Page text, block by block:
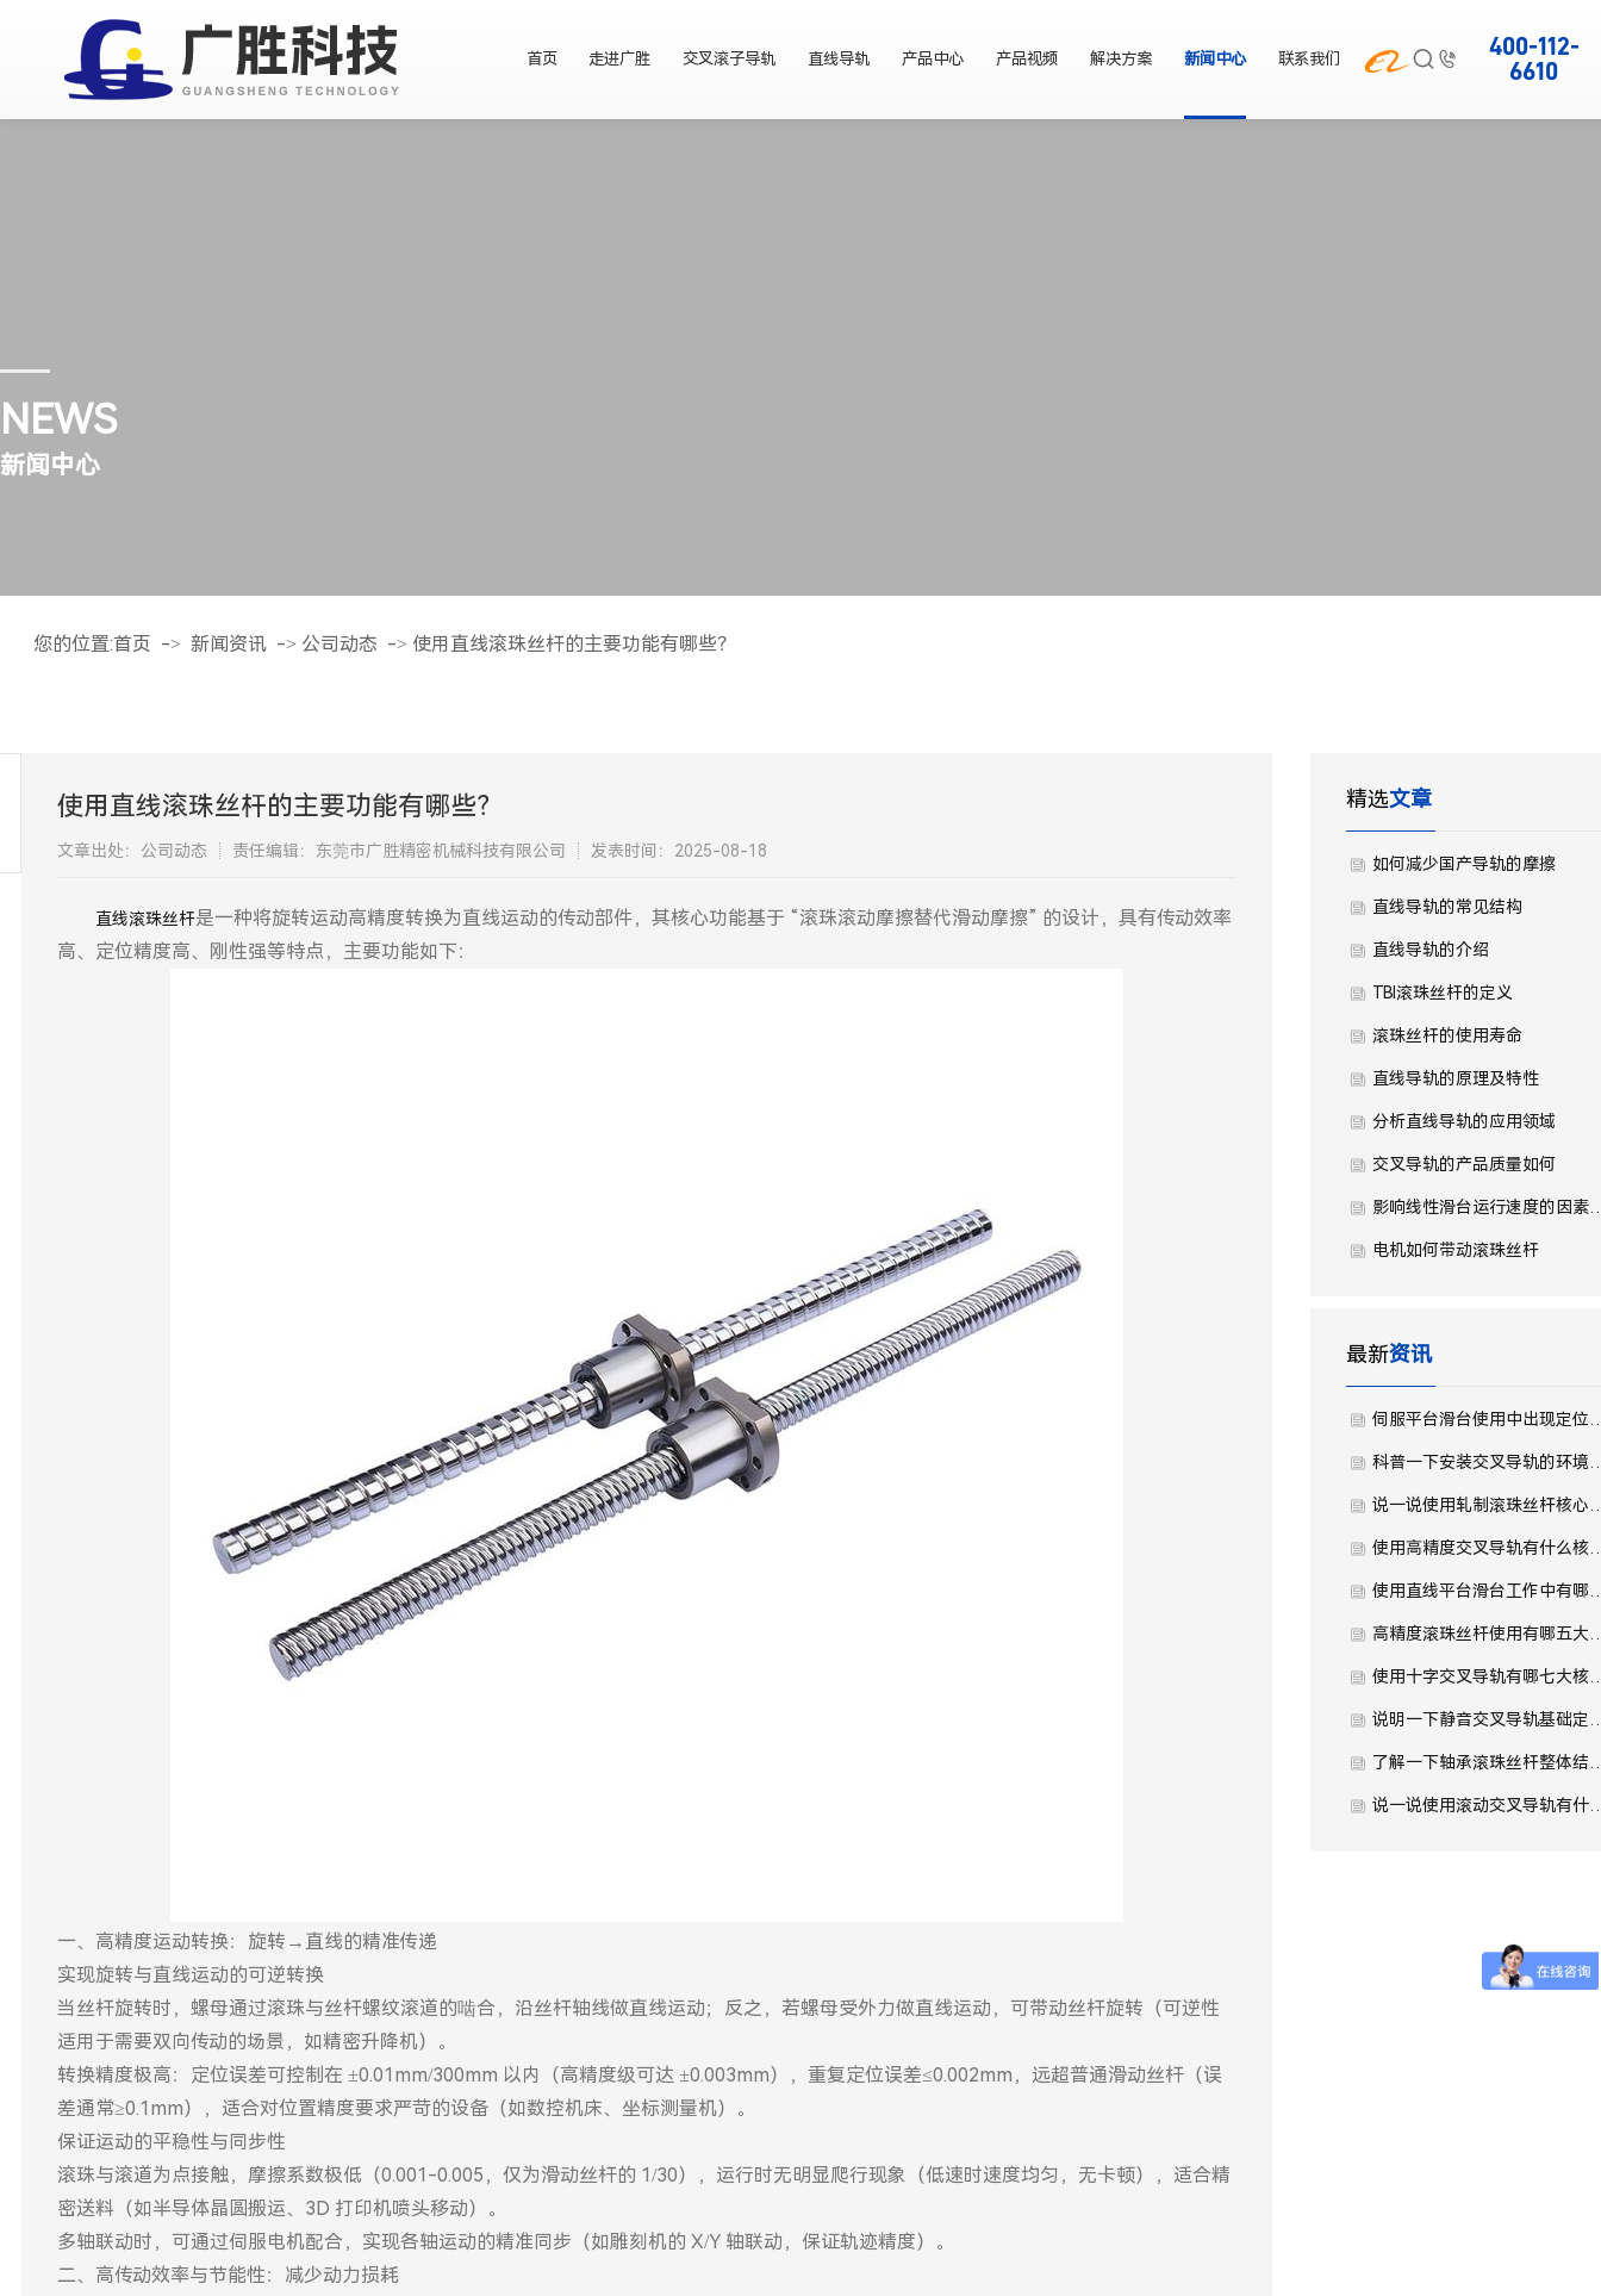
首页 走进广胜 交叉滚子导轨 直线导轨 产品中心 产品视频 解决方案 新闻中心 联系我们  
400-112-
6610
NEWS
新闻中心
您的位置:首页 -> 新闻资讯 -> 公司动态 -> 使用直线滚珠丝杆的主要功能有哪些？
使用直线滚珠丝杆的主要功能有哪些？
文章出处：公司动态 责任编辑：东莞市广胜精密机械科技有限公司 发表时间：2025-08-18
​直线滚珠丝杆是一种将旋转运动高精度转换为直线运动的传动部件，其核心功能基于 “滚珠滚动摩擦替代滑动摩擦” 的设计，具有传动效率
高、定位精度高、刚性强等特点，主要功能如下：
一、高精度运动转换：旋转→直线的精准传递
实现旋转与直线运动的可逆转换
当丝杆旋转时，螺母通过滚珠与丝杆螺纹滚道的啮合，沿丝杆轴线做直线运动；反之，若螺母受外力做直线运动，可带动丝杆旋转（可逆性
适用于需要双向传动的场景，如精密升降机）。
转换精度极高：定位误差可控制在 ±0.01mm/300mm 以内（高精度级可达 ±0.003mm），重复定位误差≤0.002mm，远超普通滑动丝杆（误
差通常≥0.1mm），适合对位置精度要求严苛的设备（如数控机床、坐标测量机）。
保证运动的平稳性与同步性
滚珠与滚道为点接触，摩擦系数极低（0.001-0.005，仅为滑动丝杆的 1/30），运行时无明显爬行现象（低速时速度均匀，无卡顿），适合精
密送料（如半导体晶圆搬运、3D 打印机喷头移动）。
多轴联动时，可通过伺服电机配合，实现各轴运动的精准同步（如雕刻机的 X/Y 轴联动，保证轨迹精度）。
二、高传动效率与节能性：减少动力损耗
精选文章
如何减少国产导轨的摩擦
直线导轨的常见结构
直线导轨的介绍
TBI滚珠丝杆的定义
滚珠丝杆的使用寿命
直线导轨的原理及特性
分析直线导轨的应用领域
交叉导轨的产品质量如何
电机如何带动滚珠丝杆
最新资讯